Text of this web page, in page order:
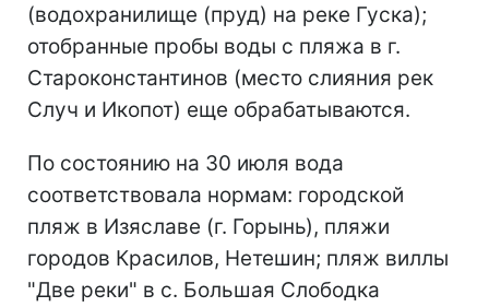
(водохранилище (пруд) на реке Гуска);
отобранные пробы воды с пляжа в г.
Староконстантинов (место слияния рек
Случ и Икопот) еще обрабатываются.
По состоянию на 30 июля вода
соответствовала нормам: городской
пляж в Изяславе (г. Горынь), пляжи
городов Красилов, Нетешин; пляж виллы
"Две реки" в с. Большая Слободка